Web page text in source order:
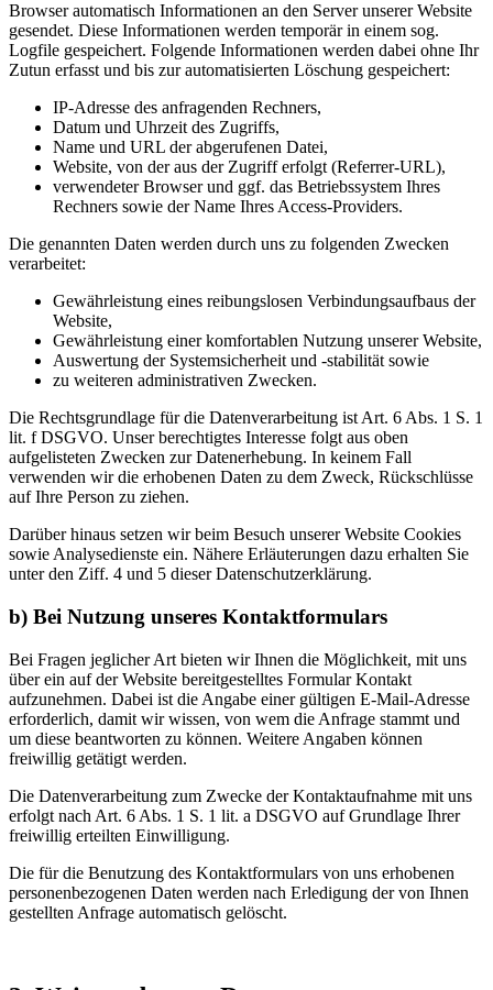
Browser automatisch Informationen an den Server unserer Website
gesendet. Diese Informationen werden temporär in einem sog.
Logfile gespeichert. Folgende Informationen werden dabei ohne Ihr
Zutun erfasst und bis zur automatisierten Löschung gespeichert:
IP-Adresse des anfragenden Rechners,
Datum und Uhrzeit des Zugriffs,
Name und URL der abgerufenen Datei,
Website, von der aus der Zugriff erfolgt (Referrer-URL),
verwendeter Browser und ggf. das Betriebssystem Ihres
Rechners sowie der Name Ihres Access-Providers.
Die genannten Daten werden durch uns zu folgenden Zwecken
verarbeitet:
Gewährleistung eines reibungslosen Verbindungsaufbaus der
Website,
Gewährleistung einer komfortablen Nutzung unserer Website,
Auswertung der Systemsicherheit und -stabilität sowie
zu weiteren administrativen Zwecken.
Die Rechtsgrundlage für die Datenverarbeitung ist Art. 6 Abs. 1 S. 1
lit. f DSGVO. Unser berechtigtes Interesse folgt aus oben
aufgelisteten Zwecken zur Datenerhebung. In keinem Fall
verwenden wir die erhobenen Daten zu dem Zweck, Rückschlüsse
auf Ihre Person zu ziehen.
Darüber hinaus setzen wir beim Besuch unserer Website Cookies
sowie Analysedienste ein. Nähere Erläuterungen dazu erhalten Sie
unter den Ziff. 4 und 5 dieser Datenschutzerklärung.
b) Bei Nutzung unseres Kontaktformulars
Bei Fragen jeglicher Art bieten wir Ihnen die Möglichkeit, mit uns
über ein auf der Website bereitgestelltes Formular Kontakt
aufzunehmen. Dabei ist die Angabe einer gültigen E-Mail-Adresse
erforderlich, damit wir wissen, von wem die Anfrage stammt und
um diese beantworten zu können. Weitere Angaben können
freiwillig getätigt werden.
Die Datenverarbeitung zum Zwecke der Kontaktaufnahme mit uns
erfolgt nach Art. 6 Abs. 1 S. 1 lit. a DSGVO auf Grundlage Ihrer
freiwillig erteilten Einwilligung.
Die für die Benutzung des Kontaktformulars von uns erhobenen
personenbezogenen Daten werden nach Erledigung der von Ihnen
gestellten Anfrage automatisch gelöscht.